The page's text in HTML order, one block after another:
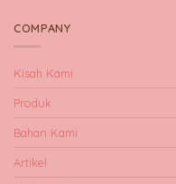
COMPANY
Kisah Kami
Produk
Bahan Kami
Artikel